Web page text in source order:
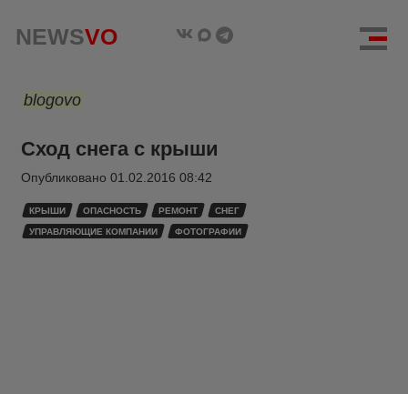
NEWSVO
blogovo
Сход снега с крыши
Опубликовано 01.02.2016 08:42
КРЫШИ ОПАСНОСТЬ РЕМОНТ СНЕГ
УПРАВЛЯЮЩИЕ КОМПАНИИ ФОТОГРАФИИ